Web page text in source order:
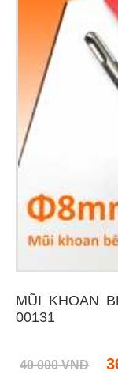
MŨI KHOAN
00131
40 000 VND